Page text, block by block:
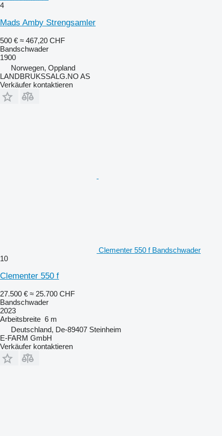
4
Mads Amby Strengsamler
500 € ≈ 467,20 CHF
Bandschwader
1900
Norwegen, Oppland
LANDBRUKSSALG.NO AS
Verkäufer kontaktieren
Clementer 550 f Bandschwader
10
Clementer 550 f
27.500 € ≈ 25.700 CHF
Bandschwader
2023
Arbeitsbreite 6 m
Deutschland, De-89407 Steinheim
E-FARM GmbH
Verkäufer kontaktieren